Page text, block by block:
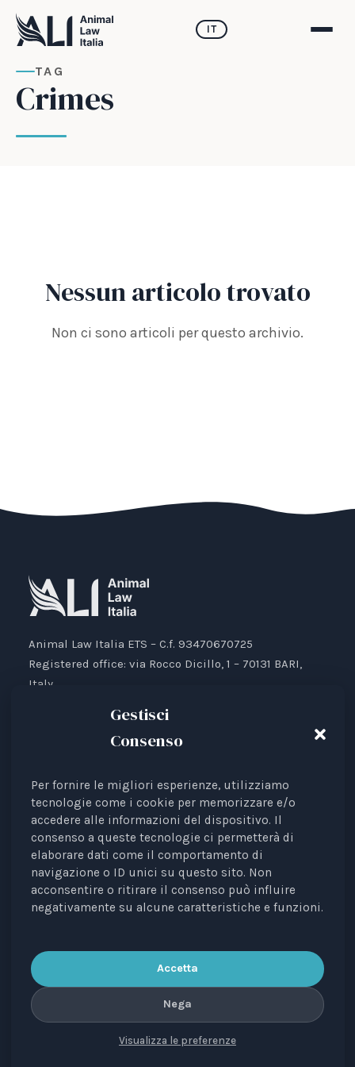
Gestisci
Consenso
Per fornire le migliori esperienze, utilizziamo
tecnologie come i cookie per memorizzare e/o
accedere alle informazioni del dispositivo. Il
consenso a queste tecnologie ci permetterà di
elaborare dati come il comportamento di
navigazione o ID unici su questo sito. Non
acconsentire o ritirare il consenso può influire
negativamente su alcune caratteristiche e funzioni.
Accetta
Nega
Visualizza le preferenze
IT
TAG
Crimes
Nessun articolo trovato
Non ci sono articoli per questo archivio.
Animal Law Italia ETS – C.f. 93470670725
Registered office: via Rocco Dicillo, 1 – 70131 BARI,
Italy.
IBAN: IT87V0501804000000017176777
Animal Law Italia is an Italian Third Sector Entity
listed in the RUNTS register (Rep. 4 of 01/03/2022),
recognised as an interest representative before the
European Institutions.
The journalDiritti degli Animali. Profili Etici, Scientifici e
Giuridiciis a periodical registered with the Court of
Elisa Scarpino.
PRIVACY COOKIE